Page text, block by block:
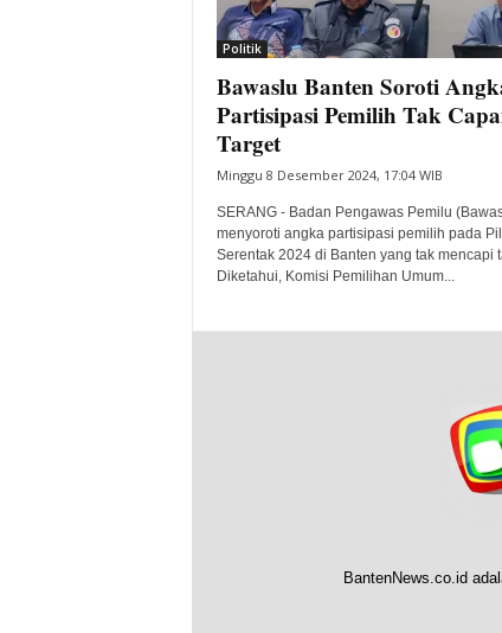
Politik
Bawaslu Banten Soroti
Partisipasi Pemilih Tak
Target
Minggu 8 Desember 2024, 17:04 WIB
SERANG - Badan Pengawas Pemilu
menyoroti angka partisipasi pemilih pada
Serentak 2024 di Banten yang tak mencapi
Diketahui, Komisi Pemilihan Umum...
BantenNews.co.id